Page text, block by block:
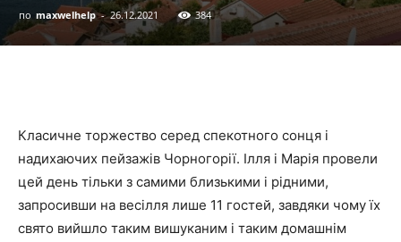
по maxwelhelp - 26.12.2021 384
Класичне торжество серед спекотного сонця і
надихаючих пейзажів Чорногорії. Ілля і Марія провели
цей день тільки з самими близькими і рідними,
запросивши на весілля лише 11 гостей, завдяки чому їх
свято вийшло таким вишуканим і таким домашнім